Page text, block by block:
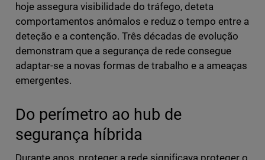
hoje assegura visibilidade do tráfego, deteta
comportamentos anómalos e reduz o tempo entre a
deteção e a contenção. Três décadas de evolução
demonstram que a segurança de rede consegue
adaptar-se a novas formas de trabalho e a ameaças
emergentes.
Do perímetro ao hub de
segurança híbrida